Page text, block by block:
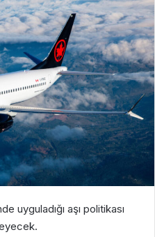
uyguladığı aşı politikası